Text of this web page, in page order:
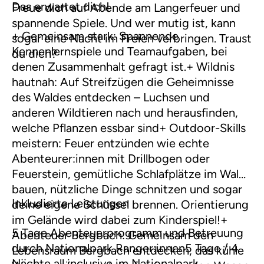
Freue dich auf Abende am Langerfeuer und
spannende Spiele. Und wer mutig ist, kann
sogar eine Nacht im Freien verbringen. Traust
du dich?
Das erwartet dich!
+ Gemeinsam stark: Spannende
Kennenlernspiele und Teamaufgaben, bei
denen Zusammenhalt gefragt ist.+ Wildnis
hautnah: Auf Streifzügen die Geheimnisse
des Waldes entdecken – Luchsen und
anderen Wildtieren nach und herausfinden,
welche Pflanzen essbar sind+ Outdoor-Skills
meistern: Feuer entzünden wie echte
Abenteurer:innen mit Drillbogen oder
Feuerstein, gemütliche Schlafplätze im Wald
bauen, nützliche Dinge schnitzen und sogar
deine eigene Schüssel brennen. Orientierung
im Gelände wird dabei zum Kinderspiel!+
Abenteuer Bergbach: Gemeinsam den
Lebensraum Bergbach entdecken, das kühle
Inkludierte Leistungen
5 Tage Abenteuerprogramm und Betreuung
durch Nationalpark Ranger:innen5 Tage / 4